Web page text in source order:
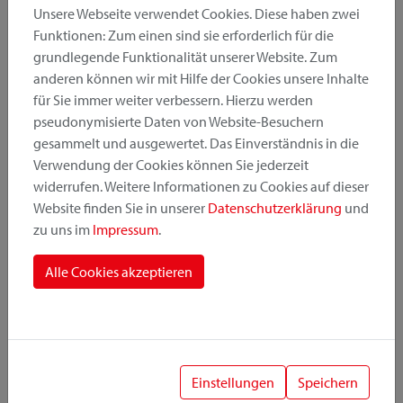
Produktkategorie
Montageposition
Befestigungssystem
Unsere Webseite verwendet Cookies. Diese haben zwei
Funktionen: Zum einen sind sie erforderlich für die
grundlegende Funktionalität unserer Website. Zum
anderen können wir mit Hilfe der Cookies unsere Inhalte
für Sie immer weiter verbessern. Hierzu werden
pseudonymisierte Daten von Website-Besuchern
gesammelt und ausgewertet. Das Einverständnis in die
Verwendung der Cookies können Sie jederzeit
widerrufen. Weitere Informationen zu Cookies auf dieser
Website finden Sie in unserer Datenschutzerklärung und
zu uns im Impressum.
Alle Cookies akzeptieren
Einstellungen Speichern